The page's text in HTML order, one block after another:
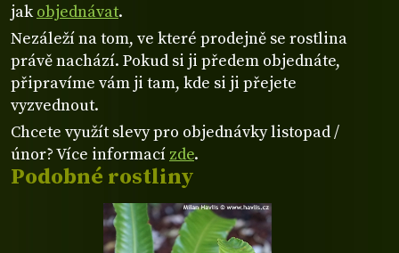
Podobné rostliny
jakobjednávat.
Nezáleží na tom, ve které prodejně se rostlina
právě nachází. Pokud si ji předem objednáte,
připravíme vám ji tam, kde si ji přejete
vyzvednout.
Chcete využít slevy pro objednávky listopad /
únor? Více informací zde.